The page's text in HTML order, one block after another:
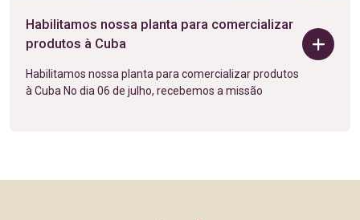
Habilitamos nossa planta para comercializar
produtos à Cuba
Habilitamos nossa planta para comercializar produtos
à Cuba No dia 06 de julho, recebemos a missão